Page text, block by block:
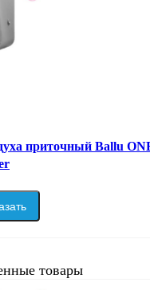
приточный Ballu
товары